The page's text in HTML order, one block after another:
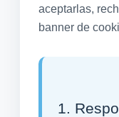
aceptarlas,
banner de
1.